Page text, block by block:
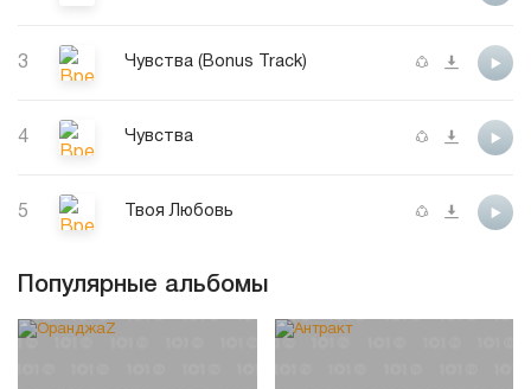
3 Чувства (Bonus Track)
4 Чувства
5 Твоя Любовь
Популярные альбомы